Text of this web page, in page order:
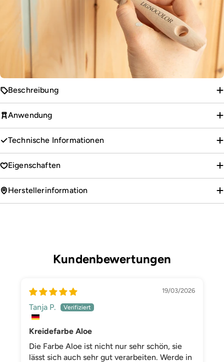
Beschreibung
Anwendung
Technische Informationen
Eigenschaften
Herstellerinformation
Kundenbewertungen
19/03/2026
Tanja P.
Kreidefarbe Aloe
Die Farbe Aloe ist nicht nur sehr schön, sie
lässt sich auch sehr gut verarbeiten. Werde in